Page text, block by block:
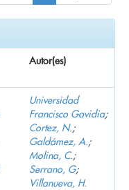
Autor(es)
Universidad
Francisco Gavidia;
Cortez, N.;
Galdámez, A.;
Molina, C.;
Serrano, G;
Villanueva, H.